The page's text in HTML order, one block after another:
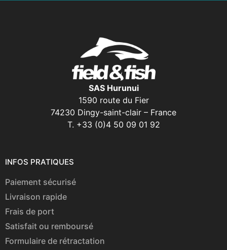
SAS Hurunui
1590 route du Fier
74230 Dingy-saint-clair – France
T. +33 (0)4 50 09 01 92
INFOS PRATIQUES
Paiement sécurisé
Livraison rapide
Frais de port
Satisfait ou remboursé
Formulaire de rétractation